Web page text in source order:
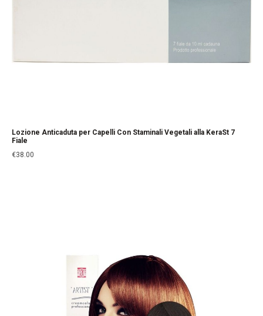
Lozione Anticaduta per Capelli Con Staminali Vegetali alla KeraSt 7
Fiale
€38.00